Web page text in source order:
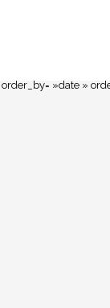
»date »